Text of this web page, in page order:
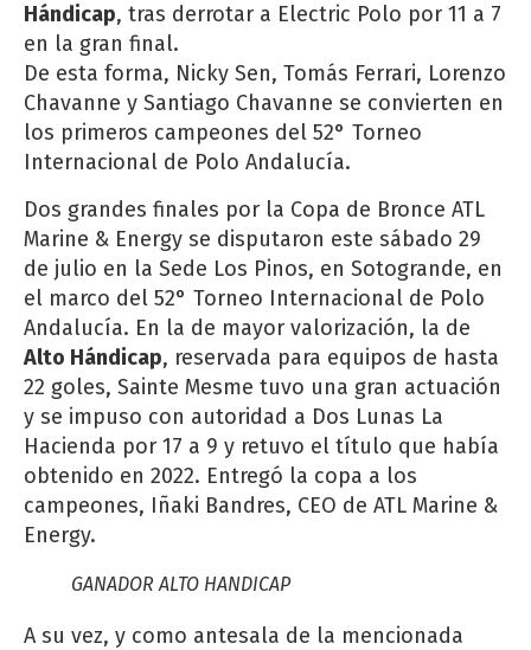
Hándicap, tras derrotar a Electric Polo por 11 a 7
en la gran final.
De esta forma, Nicky Sen, Tomás Ferrari, Lorenzo
Chavanne y Santiago Chavanne se convierten en
los primeros campeones del 52° Torneo
Internacional de Polo Andalucía.
Dos grandes finales por la Copa de Bronce ATL
Marine & Energy se disputaron este sábado 29
de julio en la Sede Los Pinos, en Sotogrande, en
el marco del 52° Torneo Internacional de Polo
Andalucía. En la de mayor valorización, la de
Alto Hándicap, reservada para equipos de hasta
22 goles, Sainte Mesme tuvo una gran actuación
y se impuso con autoridad a Dos Lunas La
Hacienda por 17 a 9 y retuvo el título que había
obtenido en 2022. Entregó la copa a los
campeones, Iñaki Bandres, CEO de ATL Marine &
Energy.
GANADOR ALTO HANDICAP
A su vez, y como antesala de la mencionada